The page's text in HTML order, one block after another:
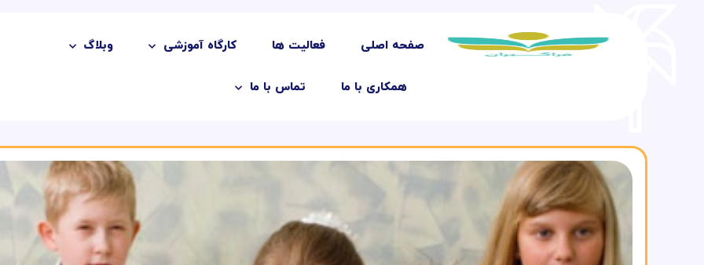
صفحه اصلی فعالیت ها کارگاه آموزشی وبلاگ
همکاری با ما تماس با ما